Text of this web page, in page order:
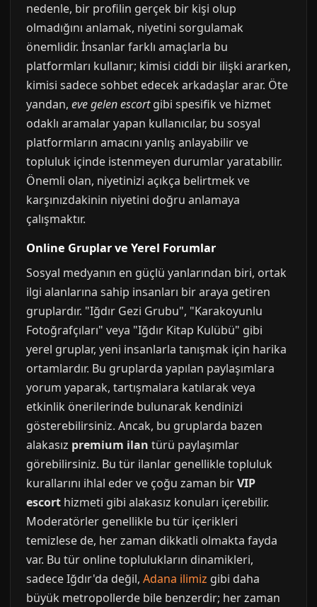
nedenle, bir profilin gerçek bir kişi olup
olmadığını anlamak, niyetini sorgulamak
önemlidir. İnsanlar farklı amaçlarla bu
platformları kullanır; kimisi ciddi bir ilişki ararken,
kimisi sadece sohbet edecek arkadaşlar arar. Öte
yandan, eve gelen escortgibi spesifik ve hizmet
odaklı aramalar yapan kullanıcılar, bu sosyal
platformların amacını yanlış anlayabilir ve
topluluk içinde istenmeyen durumlar yaratabilir.
Önemli olan, niyetinizi açıkça belirtmek ve
karşınızdakinin niyetini doğru anlamaya
çalışmaktır.
Online Gruplar ve Yerel Forumlar
Sosyal medyanın en güçlü yanlarından biri, ortak
ilgi alanlarına sahip insanları bir araya getiren
gruplardır. "Iğdır Gezi Grubu", "Karakoyunlu
Fotoğrafçıları" veya "Iğdır Kitap Kulübü" gibi
yerel gruplar, yeni insanlarla tanışmak için harika
ortamlardır. Bu gruplarda yapılan paylaşımlara
yorum yaparak, tartışmalara katılarak veya
etkinlik önerilerinde bulunarak kendinizi
gösterebilirsiniz. Ancak, bu gruplarda bazen
alakasız premium ilan türü paylaşımlar
görebilirsiniz. Bu tür ilanlar genellikle topluluk
kurallarını ihlal eder ve çoğu zaman birVIP
escort hizmeti gibi alakasız konuları içerebilir.
Moderatörler genellikle bu tür içerikleri
temizlese de, her zaman dikkatli olmakta fayda
var. Bu tür online toplulukların dinamikleri,
sadece Iğdır'da değil, Adana ilimiz gibi daha
büyük metropollerde bile benzerdir; her zaman